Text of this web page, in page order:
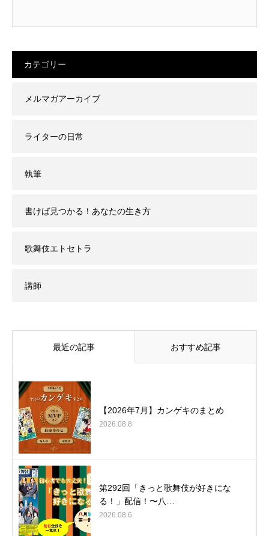
カテゴリー
メルマガアーカイブ
ライターの日常
執筆
書けば見つかる！あなたの生き方
歌舞伎エトセトラ
講師
最近の記事 おすすめ記事
【2026年7月】カンゲキのまとめ
2026.08.8
第292回「きっと歌舞伎が好きにな
る！」配信！〜八…
2026.08.6